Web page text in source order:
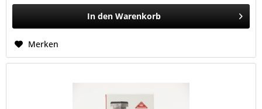
In den Warenkorb
Merken